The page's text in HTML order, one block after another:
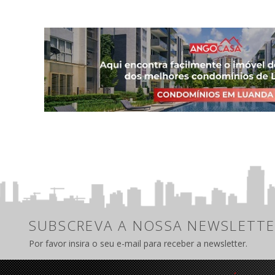
SUBSCREVA A NOSSA
Por favor insira o seu e-mail para receber a newsletter.